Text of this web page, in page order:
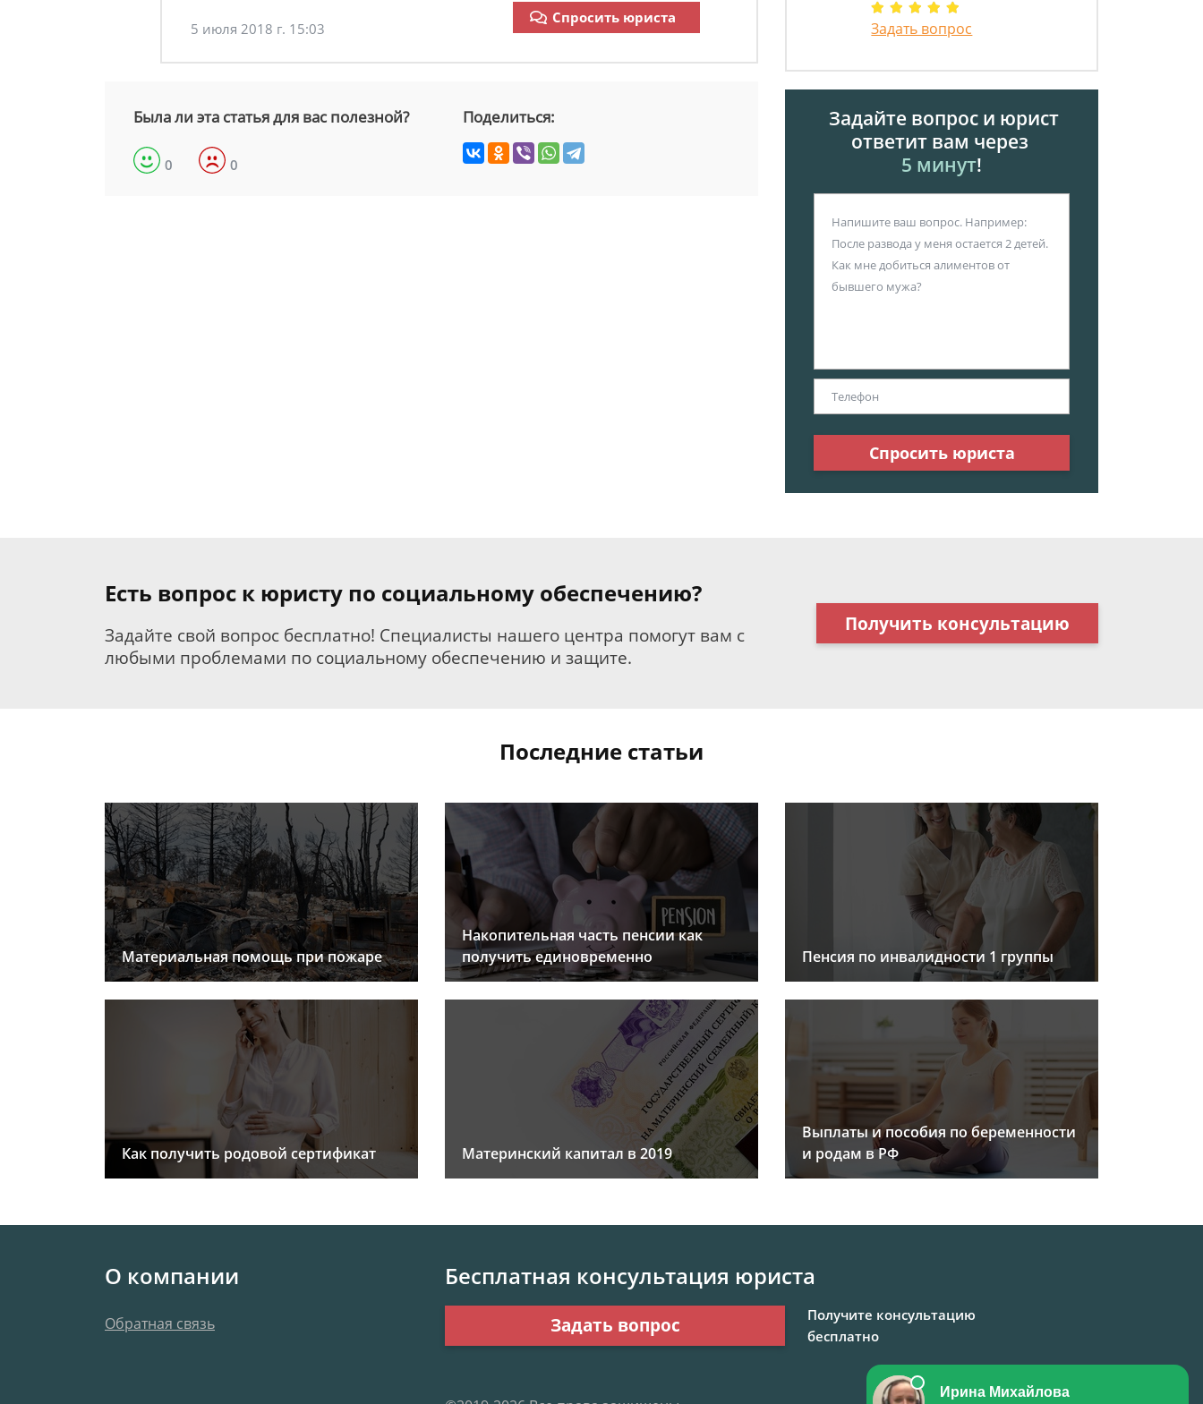
5 июля 2018 г. 15:03
Спросить юриста
Была ли эта статья для вас полезной?
0 0
Поделиться:
Задать вопрос
Задайте вопрос и юрист
ответит вам через
5 минут!
Спросить юриста
Есть вопрос к юристу по социальному обеспечению?
Задайте свой вопрос бесплатно! Специалисты нашего центра помогут вам с
любыми проблемами по социальному обеспечению и защите.
Получить консультацию
Последние статьи
Материальная помощь при пожаре
Накопительная часть пенсии как
получить единовременно
Пенсия по инвалидности 1 группы
Как получить родовой сертификат Материнский капитал в 2019
Выплаты и пособия по беременности
и родам в РФ
О компании
Обратная связь
Бесплатная консультация юриста
Задать вопрос
Получите консультацию
бесплатно